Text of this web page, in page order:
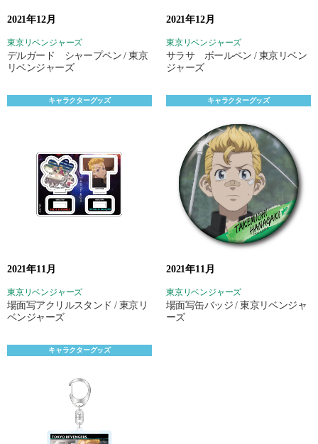
2021年12月
東京リベンジャーズ
デルガード シャープペン / 東京
リベンジャーズ
2021年12月
東京リベンジャーズ
サラサ ボールペン / 東京リベン
ジャーズ
キャラクターグッズ
2021年11月
東京リベンジャーズ
場面写アクリルスタンド / 東京リ
ベンジャーズ
キャラクターグッズ
2021年11月
東京リベンジャーズ
場面写缶バッジ / 東京リベンジャ
ーズ
キャラクターグッズ